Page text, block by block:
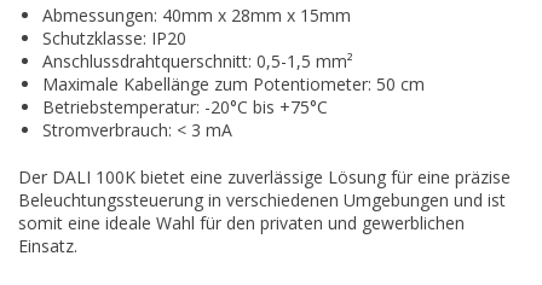
Abmessungen: 40mm x 28mm x 15mm
Schutzklasse: IP20
Anschlussdrahtquerschnitt: 0,5-1,5 mm²
Maximale Kabellänge zum Potentiometer: 50 cm
Betriebstemperatur: -20°C bis +75°C
Stromverbrauch: < 3 mA
Der DALI 100K bietet eine zuverlässige Lösung für eine präzise
Beleuchtungssteuerung in verschiedenen Umgebungen und ist
somit eine ideale Wahl für den privaten und gewerblichen
Einsatz.